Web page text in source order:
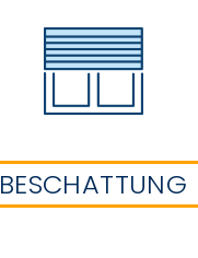
BESCHATTUNG